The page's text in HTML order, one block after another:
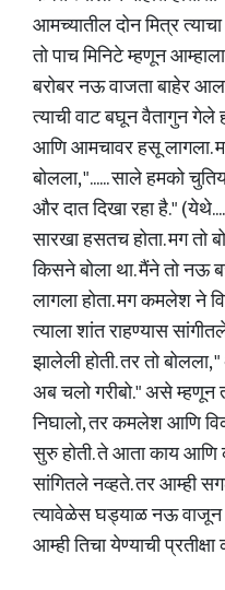
आमच्यातील दोन मित्र
तो पाच मिनिटे म्हणून
बरोबर नऊ वाजता बाहेर
त्याची वाट बघून वैतागुन
आणि आमचावर हसू लागला.
बोलला, "...... साले हमको
और दात दिखा रहा है."
सारखा हसतच होता. मग तो
किसने बोला था. मैंने तो नऊ
लागला होता. मग कमलेश ने
त्याला शांत राहण्यास
झालेली होती. तर तो
अब चलो गरीबो." असे म्हणून
निघालो, तर कमलेश आणि
सुरु होती. ते आता काय आणि
सांगितले नव्हते. तर आम्ही
त्यावेळेस घड्याळ नऊ वाजून
आम्ही तिचा येण्याची